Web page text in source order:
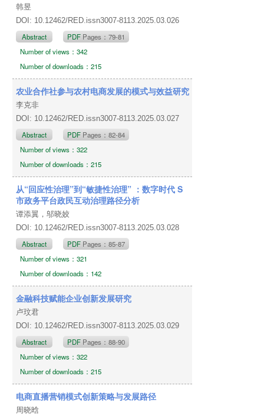
韩昱
DOI: 10.12462/RED.issn3007-8113.2025.03.026
Abstract PDF Pages：79-81
Number of views：342
Number of downloads：215
农业合作社参与农村电商发展的模式与效益研究
李克非
DOI: 10.12462/RED.issn3007-8113.2025.03.027
Abstract PDF Pages：82-84
Number of views：322
Number of downloads：215
从“回应性治理”到“敏捷性治理” ：数字时代 S
市政务平台政民互动治理路径分析
谭添翼，邬晓姣
DOI: 10.12462/RED.issn3007-8113.2025.03.028
Abstract PDF Pages：85-87
Number of views：321
Number of downloads：142
金融科技赋能企业创新发展研究
卢玟君
DOI: 10.12462/RED.issn3007-8113.2025.03.029
Abstract PDF Pages：88-90
Number of views：322
Number of downloads：215
电商直播营销模式创新策略与发展路径
周晓晗